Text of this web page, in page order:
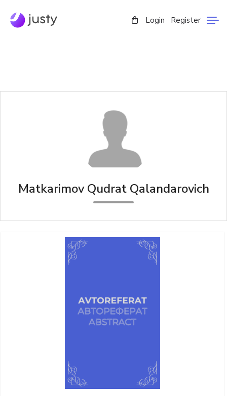
Login Register
Matkarimov Qudrat Qalandarovich